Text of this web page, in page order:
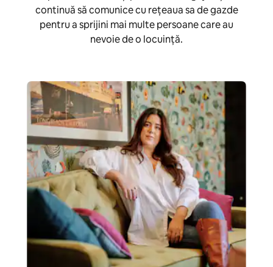
continuă să comunice cu rețeaua sa de gazde
pentru a sprijini mai multe persoane care au
nevoie de o locuință.